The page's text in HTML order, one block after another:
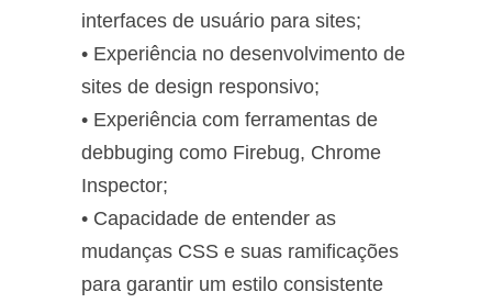
interfaces de usuário para sites;
• Experiência no desenvolvimento de
sites de design responsivo;
• Experiência com ferramentas de
debbuging como Firebug, Chrome
Inspector;
• Capacidade de entender as
mudanças CSS e suas ramificações
para garantir um estilo consistente